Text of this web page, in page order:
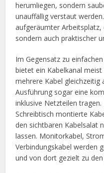
herumliegen, sondern
unauffällig verstaut
aufgeräumter
sondern auch praktischer
Im Gegensatz zu
bietet ein Kabelkanal
mehrere Kabel gleichzeitig
Ausführung sogar eine
inklusive Netzteilen
Schreibtisch montierte
den sichtbaren Kabelsalat
lassen. Monitorkabel,
Verbindungskabel werden
und von dort gezielt zu